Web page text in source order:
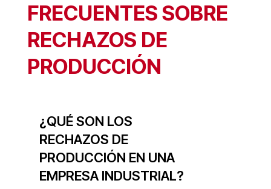
FRECUENTES SOBRE
RECHAZOS DE
PRODUCCIÓN
¿QUÉ SON LOS
RECHAZOS DE
PRODUCCIÓN EN UNA
EMPRESA INDUSTRIAL?